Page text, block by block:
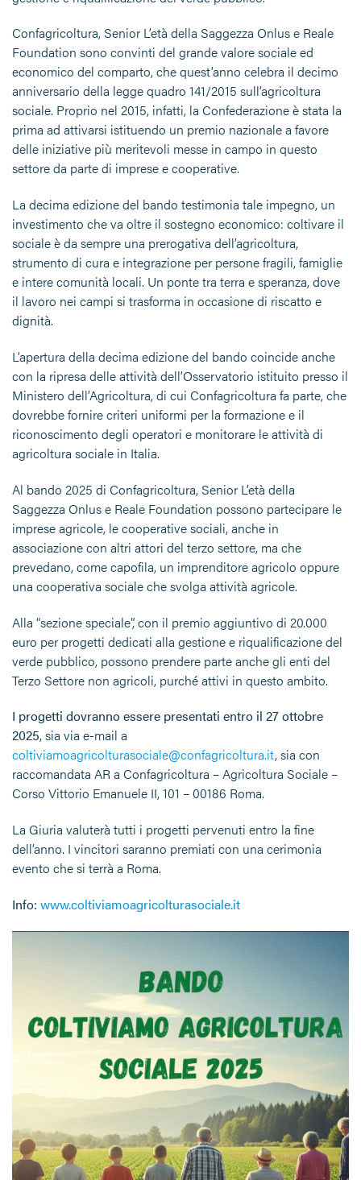
Confagricoltura, Senior L’età della Saggezza Onlus e Reale
Foundation sono convinti del grande valore sociale ed
economico del comparto, che quest’anno celebra il decimo
anniversario della legge quadro 141/2015 sull’agricoltura
sociale. Proprio nel 2015, infatti, la Confederazione è stata la
prima ad attivarsi istituendo un premio nazionale a favore
delle iniziative più meritevoli messe in campo in questo
settore da parte di imprese e cooperative.
La decima edizione del bando testimonia tale impegno, un
investimento che va oltre il sostegno economico: coltivare il
sociale è da sempre una prerogativa dell’agricoltura,
strumento di cura e integrazione per persone fragili, famiglie
e intere comunità locali. Un ponte tra terra e speranza, dove
il lavoro nei campi si trasforma in occasione di riscatto e
dignità.
L’apertura della decima edizione del bando coincide anche
con la ripresa delle attività dell’Osservatorio istituito presso il
Ministero dell’Agricoltura, di cui Confagricoltura fa parte, che
dovrebbe fornire criteri uniformi per la formazione e il
riconoscimento degli operatori e monitorare le attività di
agricoltura sociale in Italia.
Al bando 2025 di Confagricoltura, Senior L’età della
Saggezza Onlus e Reale Foundation possono partecipare le
imprese agricole, le cooperative sociali, anche in
associazione con altri attori del terzo settore, ma che
prevedano, come capofila, un imprenditore agricolo oppure
una cooperativa sociale che svolga attività agricole.
Alla “sezione speciale”, con il premio aggiuntivo di 20.000
euro per progetti dedicati alla gestione e riqualificazione del
verde pubblico, possono prendere parte anche gli enti del
Terzo Settore non agricoli, purché attivi in questo ambito.
I progetti dovranno essere presentati entro il 27 ottobre
2025, sia via e-mail a
coltiviamoagricolturasociale@confagricoltura.it, sia con
raccomandata AR a Confagricoltura – Agricoltura Sociale –
Corso Vittorio Emanuele II, 101 – 00186 Roma.
La Giuria valuterà tutti i progetti pervenuti entro la fine
dell’anno. I vincitori saranno premiati con una cerimonia
evento che si terrà a Roma.
Info: www.coltiviamoagricolturasociale.it